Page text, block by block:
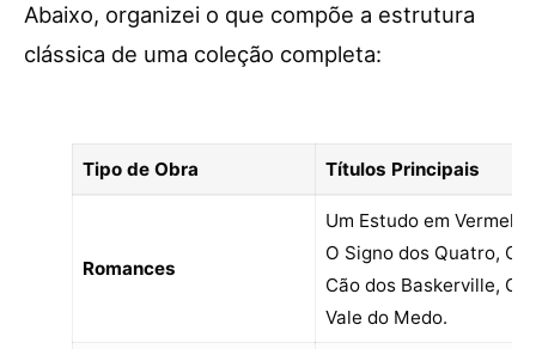
Abaixo, organizei o que compõe a estrutura
clássica de uma coleção completa:
Tipo de Obra Títulos Principais
Romances
Um Estudo em
O Signo dos Quatro, O
Cão dos Baskerville, O
Vale do Medo.